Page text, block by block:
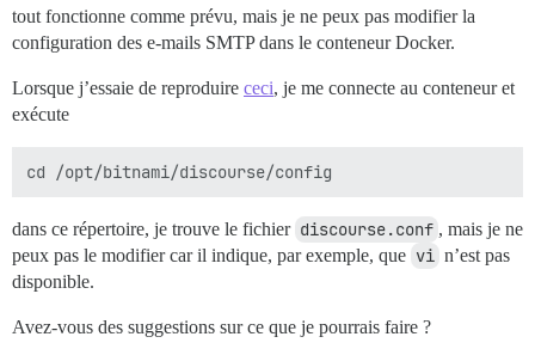
tout fonctionne comme prévu, mais je ne peux pas modifier la
configuration des e-mails SMTP dans le conteneur Docker.
Lorsque j’essaie de reproduire ceci, je me connecte au conteneur et
exécute
dans ce répertoire, je trouve le fichier discourse.conf , mais je ne
peux pas le modifier car il indique, par exemple, que vi n’est pas
disponible.
Avez-vous des suggestions sur ce que je pourrais faire ?